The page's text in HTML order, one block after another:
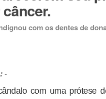
com os dentes de
-
com uma prótese